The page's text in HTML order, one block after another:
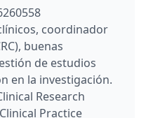
coordinador
buenas
de estudios
en la investigación.
Research
Practice